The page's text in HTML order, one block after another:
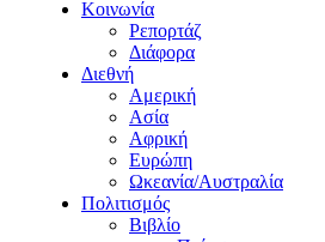
Κοινωνία
Ρεπορτάζ
Διάφορα
Διεθνή
Αμερική
Ασία
Αφρική
Ευρώπη
Ωκεανία/Αυστραλία
Πολιτισμός
Βιβλίο